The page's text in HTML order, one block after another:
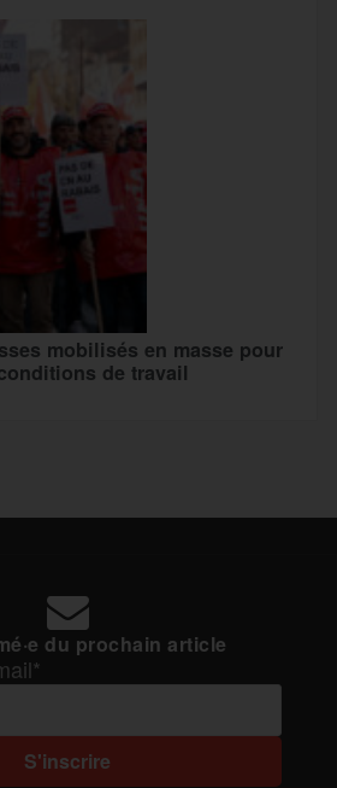
mobilisés en masse pour
de travail
du prochain article